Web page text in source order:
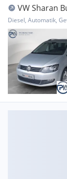
VW Sharan
Diesel, Automatik,